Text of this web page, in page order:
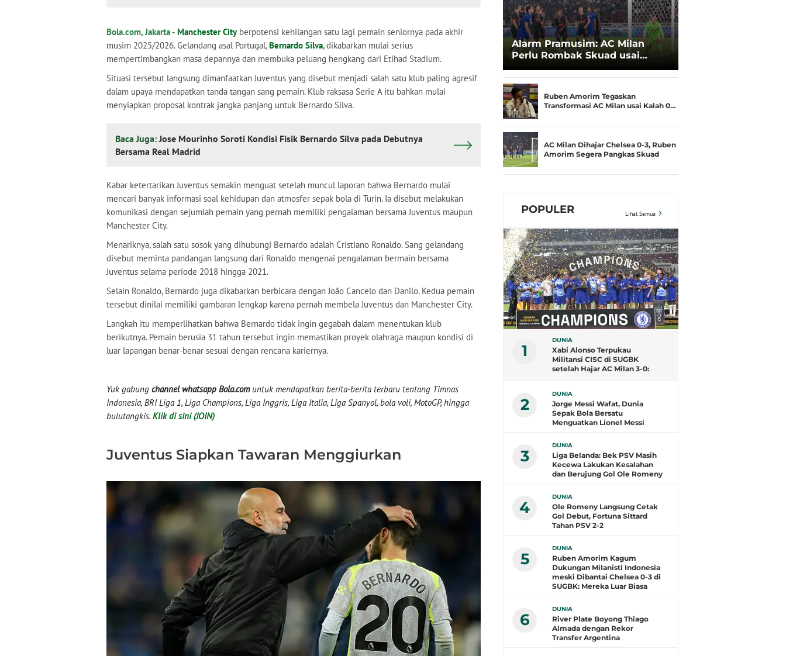
Bola.com, Jakarta - Manchester Cityberpotensi kehilangan satu lagi pemain seniornya pada akhir
musim 2025/2026. Gelandang asal Portugal,Bernardo Silva, dikabarkan mulai serius
mempertimbangkan masa depannya dan membuka peluang hengkang dari Etihad Stadium.
Situasi tersebut langsung dimanfaatkan Juventus yang disebut menjadi salah satu klub paling agresif
dalam upaya mendapatkan tanda tangan sang pemain. Klub raksasa Serie A itu bahkan mulai
menyiapkan proposal kontrak jangka panjang untuk Bernardo Silva.
Baca Juga:Jose Mourinho Soroti Kondisi Fisik Bernardo Silva pada Debutnya
Bersama Real Madrid
Kabar ketertarikan Juventus semakin menguat setelah muncul laporan bahwa Bernardo mulai
mencari banyak informasi soal kehidupan dan atmosfer sepak bola di Turin. Ia disebut melakukan
komunikasi dengan sejumlah pemain yang pernah memiliki pengalaman bersama Juventus maupun
Manchester City.
Menariknya, salah satu sosok yang dihubungi Bernardo adalah Cristiano Ronaldo. Sang gelandang
disebut meminta pandangan langsung dari Ronaldo mengenai pengalaman bermain bersama
Juventus selama periode 2018 hingga 2021.
Selain Ronaldo, Bernardo juga dikabarkan berbicara dengan João Cancelo dan Danilo. Kedua pemain
tersebut dinilai memiliki gambaran lengkap karena pernah membela Juventus dan Manchester City.
Langkah itu memperlihatkan bahwa Bernardo tidak ingin gegabah dalam menentukan klub
berikutnya. Pemain berusia 31 tahun tersebut ingin memastikan proyek olahraga maupun kondisi di
luar lapangan benar-benar sesuai dengan rencana kariernya.
Yuk gabung channel whatsapp Bola.comuntuk mendapatkan berita-berita terbaru tentang Timnas
Indonesia, BRI Liga 1, Liga Champions, Liga Inggris, Liga Italia, Liga Spanyol, bola voli, MotoGP, hingga
bulutangkis. Klik di sini (JOIN)
Juventus Siapkan Tawaran Menggiurkan
Alarm Pramusim: AC Milan
Perlu Rombak Skuad usai
Ruben Amorim Tegaskan
Transformasi AC Milan usai Kalah 0…
AC Milan Dihajar Chelsea 0-3, Ruben
Amorim Segera Pangkas Skuad
POPULER Lihat Semua
1
DUNIA
Xabi Alonso Terpukau
Militansi CISC di SUGBK
setelah Hajar AC Milan 3-0:
2
DUNIA
Jorge Messi Wafat, Dunia
Sepak Bola Bersatu
Menguatkan Lionel Messi
3
DUNIA
Liga Belanda: Bek PSV Masih
Kecewa Lakukan Kesalahan
dan Berujung Gol Ole Romeny
4
DUNIA
Ole Romeny Langsung Cetak
Gol Debut, Fortuna Sittard
Tahan PSV 2-2
5
DUNIA
Ruben Amorim Kagum
Dukungan Milanisti Indonesia
meski Dibantai Chelsea 0-3 di
SUGBK: Mereka Luar Biasa
6
DUNIA
River Plate Boyong Thiago
Almada dengan Rekor
Transfer Argentina